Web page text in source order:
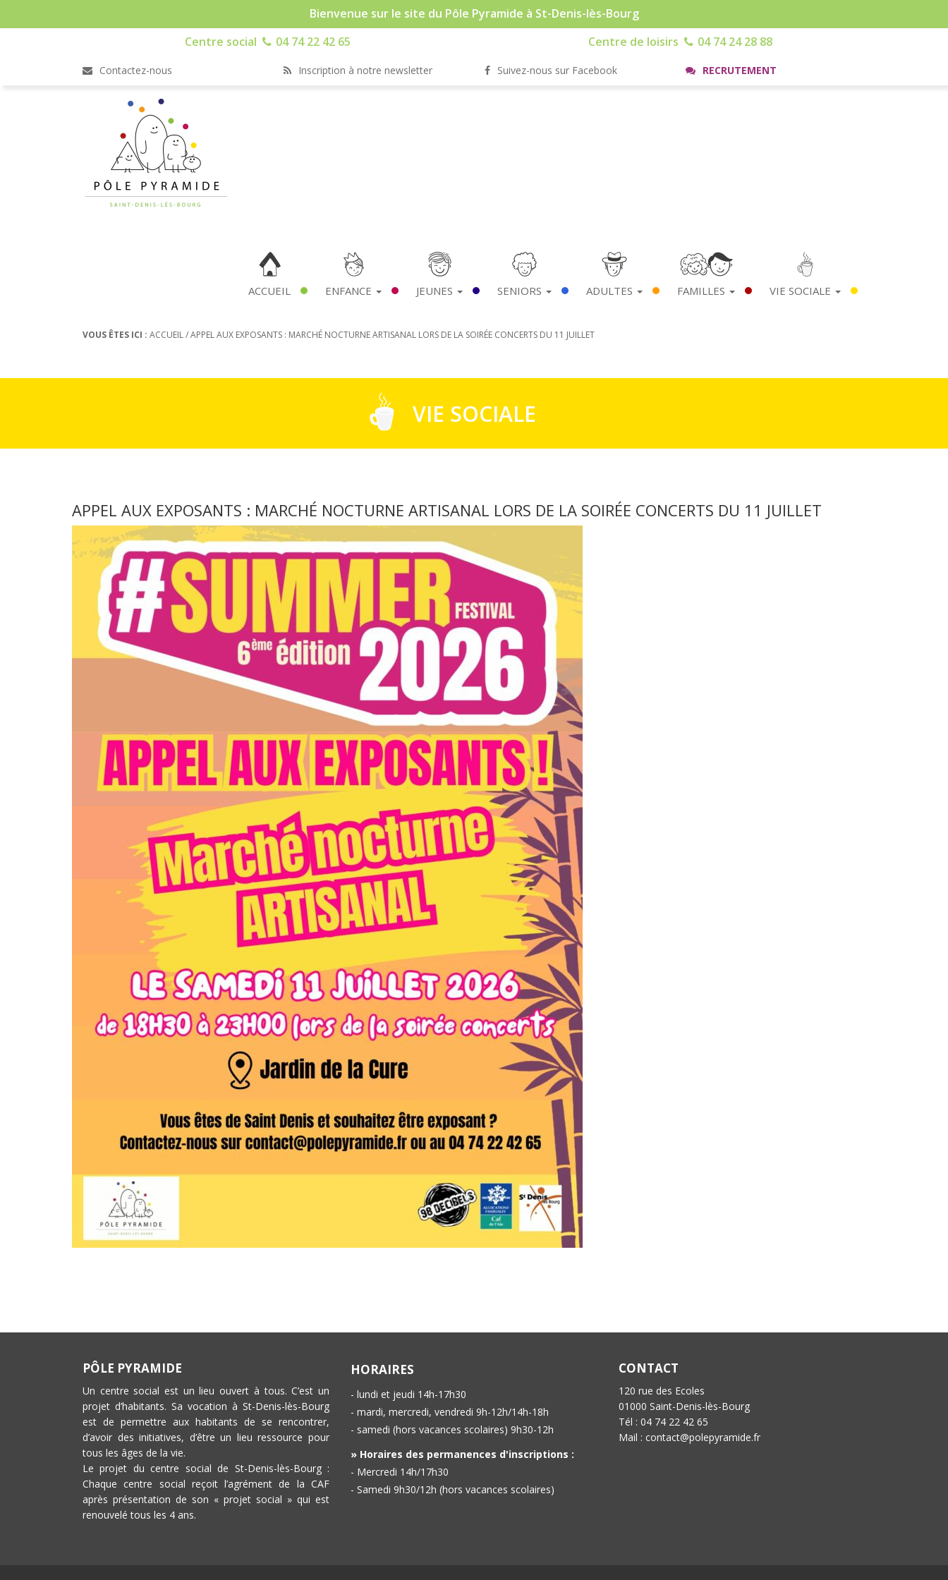
Bienvenue sur le site du Pôle Pyramide à St-Denis-lès-Bourg
Centre social
04 74 22 42 65 Centre de loisirs 04 74 24 28 88
Contactez-nous Inscription à notre newsletter Suivez-nous sur Facebook RECRUTEMENT
ACCUEIL ENFANCE JEUNES SENIORS ADULTES FAMILLES VIE SOCIALE
VOUS ÊTES ICI : ACCUEIL/APPEL AUX EXPOSANTS : MARCHÉ NOCTURNE ARTISANAL LORS DE LA SOIRÉE CONCERTS DU 11 JUILLET
VIE SOCIALE
APPEL AUX EXPOSANTS : MARCHÉ NOCTURNE ARTISANAL LORS DE LA SOIRÉE CONCERTS DU 11 JUILLET
PÔLE PYRAMIDE
Un centre social est un lieu ouvert à tous. C’est un
projet d’habitants. Sa vocation à St-Denis-lès-Bourg
est de permettre aux habitants de se rencontrer,
d’avoir des initiatives, d’être un lieu ressource pour
tous les âges de la vie.
Le projet du centre social de St-Denis-lès-Bourg :
Chaque centre social reçoit l’agrément de la CAF
après présentation de son « projet social » qui est
renouvelé tous les 4 ans.
HORAIRES
- lundi et jeudi 14h-17h30
- mardi, mercredi, vendredi 9h-12h/14h-18h
- samedi (hors vacances scolaires) 9h30-12h
» Horaires des permanences d'inscriptions :
- Mercredi 14h/17h30
- Samedi 9h30/12h (hors vacances scolaires)
CONTACT
120 rue des Ecoles
01000 Saint-Denis-lès-Bourg
Tél : 04 74 22 42 65
Mail : contact@polepyramide.fr